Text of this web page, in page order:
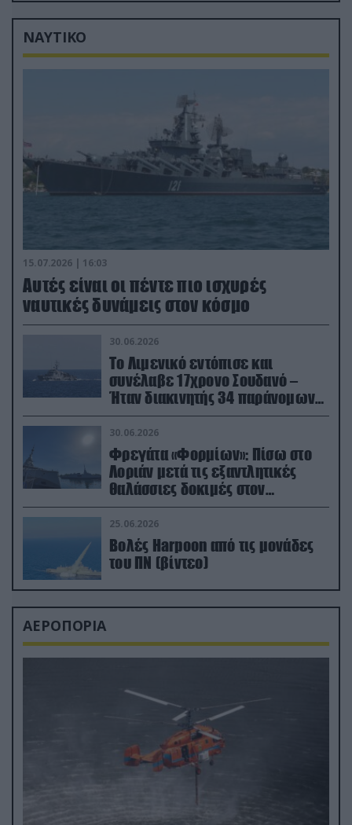
ΝΑΥΤΙΚΟ
15.07.2026 | 16:03
Aυτές είναι οι πέντε πιο ισχυρές
ναυτικές δυνάμεις στον κόσμο
30.06.2026
Το Λιμενικό εντόπισε και
συνέλαβε 17χρονο Σουδανό –
Ήταν διακινητής 34 παράνομων
μεταναστών
30.06.2026
Φρεγάτα «Φορμίων»: Πίσω στο
Λοριάν μετά τις εξαντλητικές
θαλάσσιες δοκιμές στον
απαιτητικό Βισκαϊκό
25.06.2026
Βολές Harpoon από τις μονάδες
του ΠΝ (βίντεο)
ΑΕΡΟΠΟΡΙΑ